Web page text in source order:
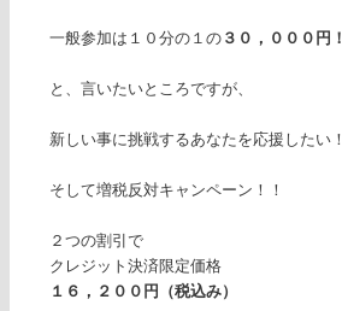
一般参加は１０分の１の３０，０００円！
と、言いたいところですが、
新しい事に挑戦するあなたを応援したい！
そして増税反対キャンペーン！！
２つの割引で
クレジット決済限定価格
１６，２００円（税込み）